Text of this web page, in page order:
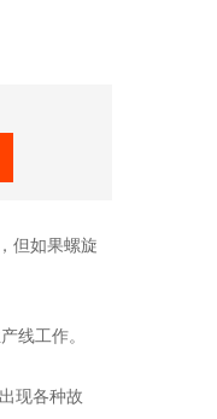
但如果螺旋
线工作。
现各种故